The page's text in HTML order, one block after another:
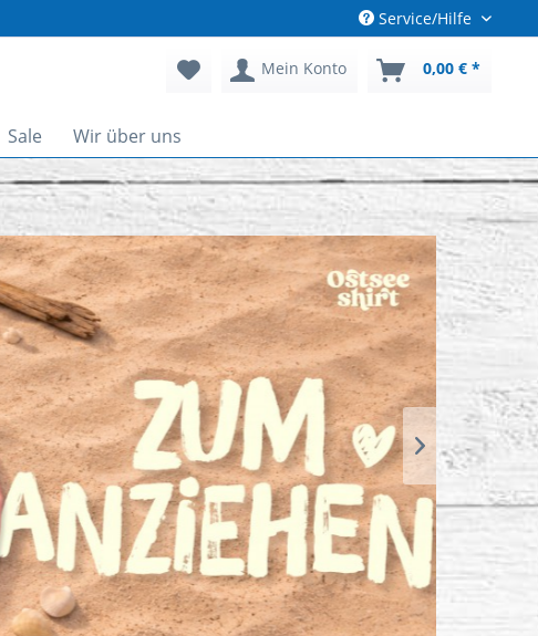
Service/Hilfe
Mein Konto 0,00 € *
Sale Wir über uns